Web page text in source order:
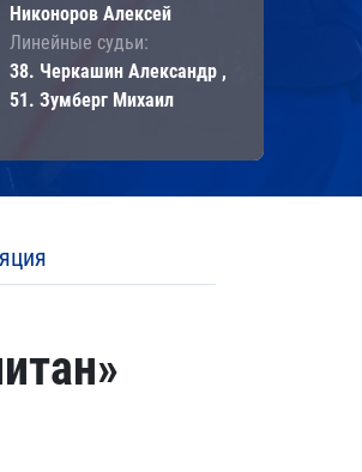
Никоноров Алексей
Линейные судьи:
38. Черкашин Александр ,
51. Зумберг Михаил